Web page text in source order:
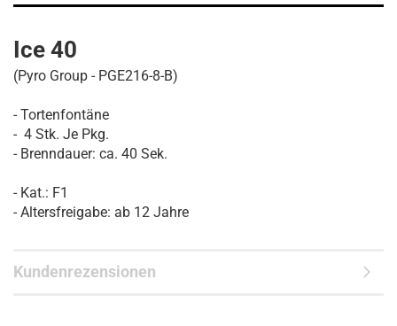
Ice 40
(Pyro Group - PGE216-8-B)
- Tortenfontäne
- 4 Stk. Je Pkg.
- Brenndauer: ca. 40 Sek.
- Kat.: F1
- Altersfreigabe: ab 12 Jahre
Kundenrezensionen